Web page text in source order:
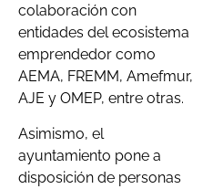
colaboración con
entidades del ecosistema
emprendedor como
AEMA, FREMM, Amefmur,
AJE y OMEP, entre otras.
Asimismo, el
ayuntamiento pone a
disposición de personas